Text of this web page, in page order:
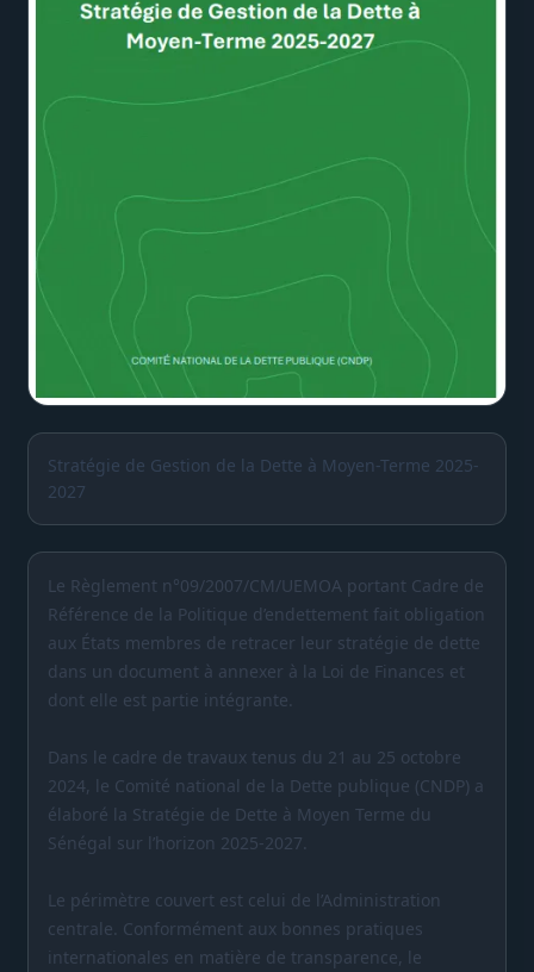
Stratégie de Gestion de la Dette à Moyen-Terme 2025-
2027
Le Règlement n°09/2007/CM/UEMOA portant Cadre de
Référence de la Politique d’endettement fait obligation
aux États membres de retracer leur stratégie de dette
dans un document à annexer à la Loi de Finances et
dont elle est partie intégrante.
Dans le cadre de travaux tenus du 21 au 25 octobre
2024, le Comité national de la Dette publique (CNDP) a
élaboré la Stratégie de Dette à Moyen Terme du
Sénégal sur l’horizon 2025-2027.
Le périmètre couvert est celui de l’Administration
centrale. Conformément aux bonnes pratiques
internationales en matière de transparence, le